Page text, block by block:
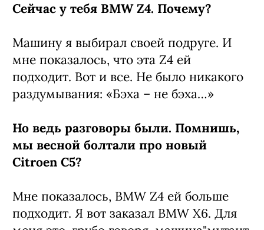
Сейчас у тебя BMW Z4. Почему?
Машину я выбирал своей подруге. И
мне показалось, что эта Z4 ей
подходит. Вот и все. Не было никакого
раздумывания: «Бэха – не бэха…»
Но ведь разговоры были. Помнишь,
мы весной болтали про новый
Citroen C5?
Мне показалось, BMW Z4 ей больше
подходит. Я вот заказал BMW Х6. Для